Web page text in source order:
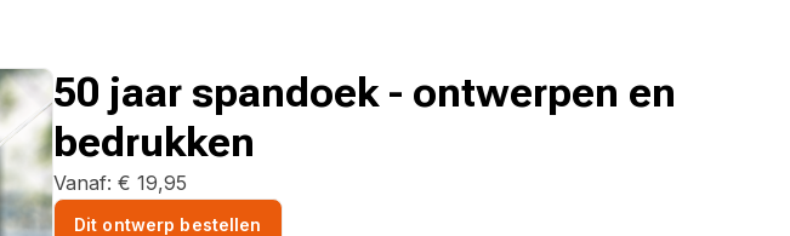
50 jaar spandoek - ontwerpen en
bedrukken
Vanaf: € 19,95
Dit ontwerp bestellen